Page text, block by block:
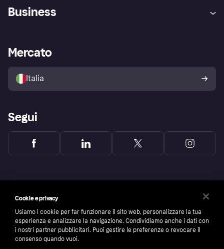
Assistenza
Esplora i negozi
Politica di protezione
dell'acquirente Klarna
Business
Accesso aziende
Mercato
Italia
Segui
Cookie e privacy
Usiamo i cookie per far funzionare il sito web, personalizzare la tua
esperienza e analizzare la navigazione. Condividiamo anche i dati con
i nostri partner pubblicitari. Puoi gestire le preferenze o revocare il
consenso quando vuoi.